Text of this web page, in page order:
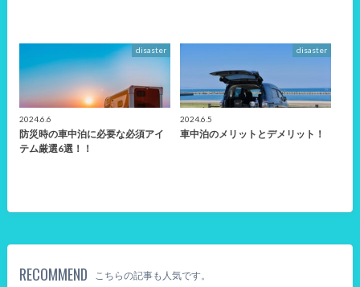
disaster
2024.6.6
防災時の車中泊に必要な必須アイ
テム厳選6選！！
disaster
2024.6.5
車中泊のメリットとデメリット！
RECOMMEND こちらの記事も人気です。